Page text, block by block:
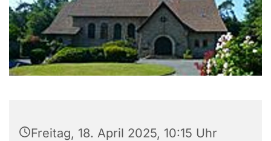
Freitag, 18. April 2025, 10:15 Uhr